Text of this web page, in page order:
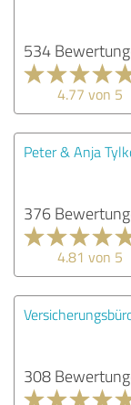
534
4.77 von 5
Peter & Anja
376
4.81 von 5
308